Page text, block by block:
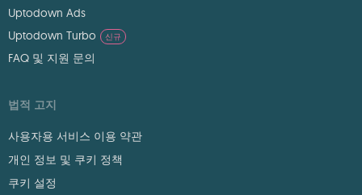
Uptodown Ads
Uptodown Turbo
신규
FAQ 및 지원 문의
법적 고지
사용자용 서비스 이용 약관
개인 정보 및 쿠키 정책
쿠키 설정